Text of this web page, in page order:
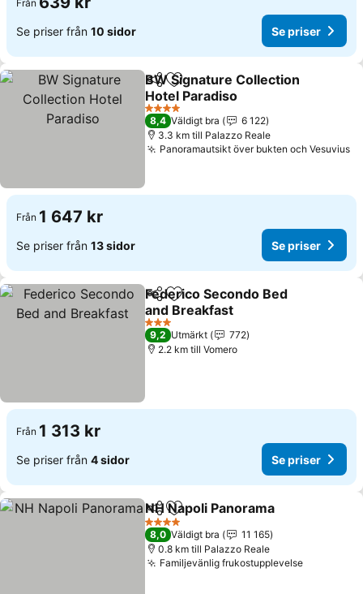
Från
Se priser från 10 sidor Se priser
Dela Lägg till i Mina Favoriter
BW Signature Collection
Hotel Paradiso
4 Stjärnor
8,4 Väldigt bra
6 122
3.3 km till Palazzo Reale
Panoramautsikt över bukten och Vesuvius
Från 1 647 kr
Se priser från 13 sidor Se priser
Dela Lägg till i Mina Favoriter
Federico Secondo Bed
and Breakfast
3 Stjärnor
9,2 Utmärkt
772
2.2 km till Vomero
Från 1 313 kr
Se priser från 4 sidor Se priser
Dela Lägg till i Mina Favoriter
NH Napoli Panorama
4 Stjärnor
8,0 Väldigt bra
11 165
0.8 km till Palazzo Reale
Familjevänlig frukostupplevelse